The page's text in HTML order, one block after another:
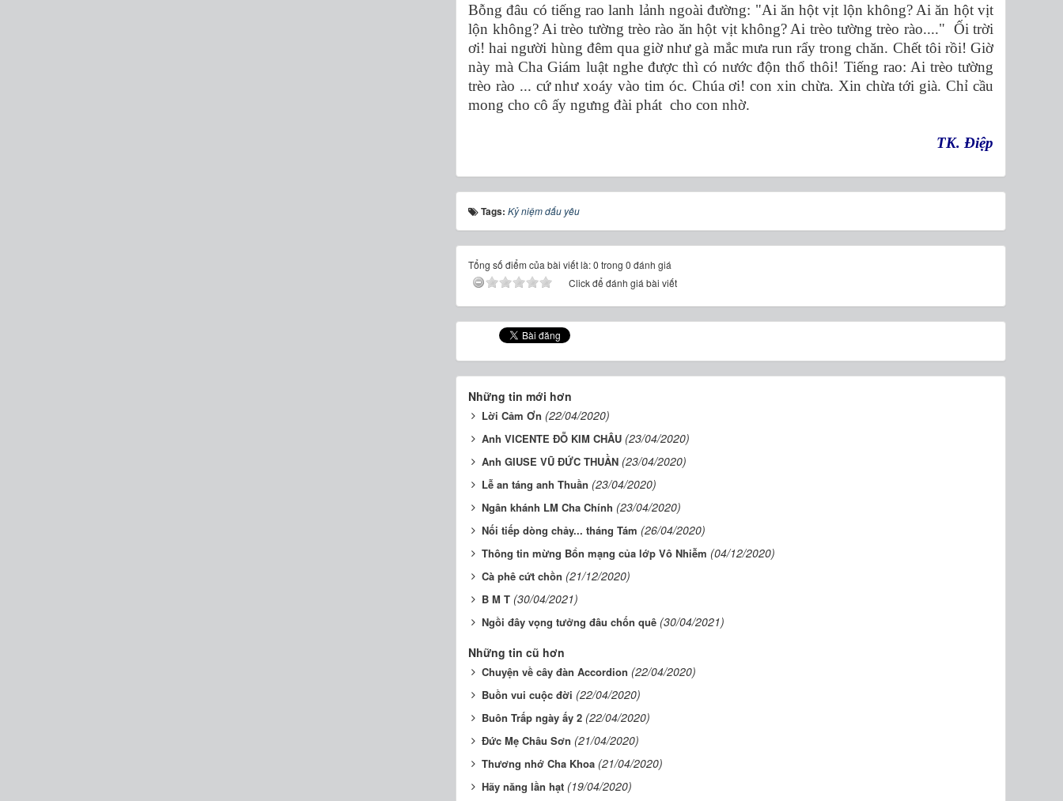
Bỗng đâu có tiếng rao lanh lảnh ngoài đường: "Ai ăn hột vịt lộn không? Ai ăn hột vịt
lộn không? Ai trèo tường trèo rào ăn hột vịt không? Ai trèo tường trèo rào...." Ối trời
ơi! hai người hùng đêm qua giờ như gà mắc mưa run rẩy trong chăn. Chết tôi rồi! Giờ
này mà Cha Giám luật nghe được thì có nước độn thổ thôi! Tiếng rao: Ai trèo tường
trèo rào ... cứ như xoáy vào tim óc. Chúa ơi! con xin chừa. Xin chừa tới già. Chỉ cầu
mong cho cô ấy ngưng đài phát cho con nhờ.
TK. Điệp
Tags:Kỷ niệm dấu yêu
Tổng số điểm của bài viết là: 0 trong 0 đánh giá
Click để đánh giá bài viết
Những tin mới hơn
Lời Cảm Ơn (22/04/2020)
Anh VICENTE ĐỖ KIM CHÂU (23/04/2020)
Anh GIUSE VŨ ĐỨC THUẦN (23/04/2020)
Lễ an táng anh Thuần (23/04/2020)
Ngân khánh LM Cha Chính (23/04/2020)
Nối tiếp dòng chảy... tháng Tám (26/04/2020)
Thông tin mừng Bổn mạng của lớp Vô Nhiễm (04/12/2020)
Cà phê cứt chồn (21/12/2020)
B M T (30/04/2021)
Ngồi đây vọng tưởng đâu chốn quê (30/04/2021)
Những tin cũ hơn
Chuyện về cây đàn Accordion (22/04/2020)
Buồn vui cuộc đời (22/04/2020)
Buôn Trấp ngày ấy 2 (22/04/2020)
Đức Mẹ Châu Sơn (21/04/2020)
Thương nhớ Cha Khoa (21/04/2020)
Hãy năng lần hạt (19/04/2020)